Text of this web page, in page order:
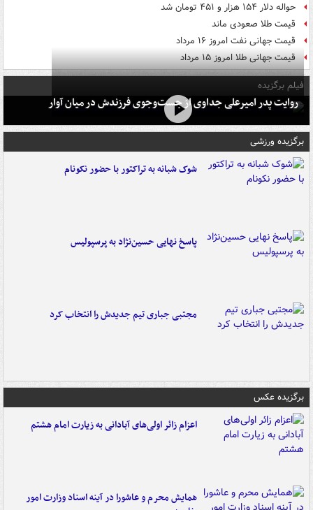
حواله دلار ۱۵۴ هزار و ۴۵۱ تومان شد
قیمت طلا صعودی ماند
قیمت جهانی نفت امروز ۱۶ مرداد
قیمت جهانی طلا امروز ۱۵ مرداد
فیلم برگزیده
روایت پدر امیرعلی جداوی از جست‌وجوی فرزندش در میان آوار
برگزیده ورزشی
شوک شبانه به تراکتور با حضور نکونام
پاسخ نهایی حسین‌نژاد به پرسپولیس
مجتبی جباری تیم جدیدش را انتخاب کرد
برگزیده عکس
اعزام زائر اولی‌های آبادانی به زیارت امام هشتم
همایش محرم و عاشورا در آینه اسناد وزارت امور